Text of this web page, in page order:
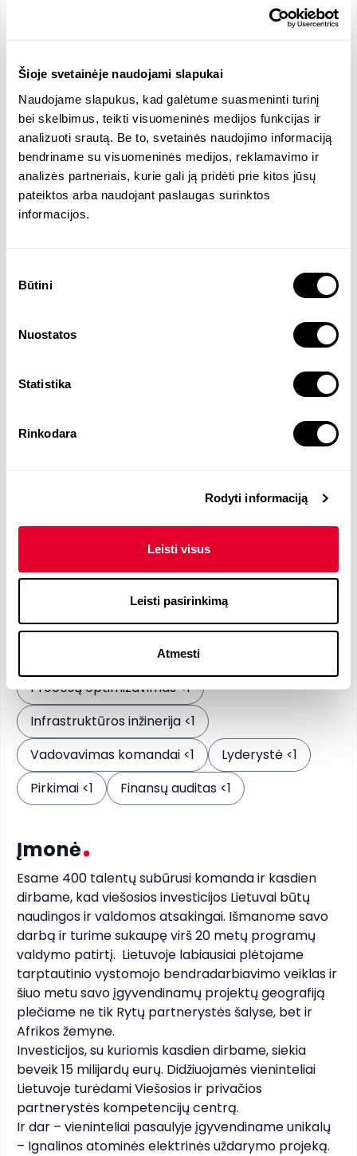
Šioje svetainėje naudojami slapukai
Naudojame slapukus, kad galėtume suasmeninti turinį
bei skelbimus, teikti visuomeninės medijos funkcijas ir
analizuoti srautą. Be to, svetainės naudojimo informaciją
bendriname su visuomeninės medijos, reklamavimo ir
analizės partneriais, kurie gali ją pridėti prie kitos jūsų
pateiktos arba naudojant paslaugas surinktos
informacijos.
pasirinkimas
Būtini
Nuostatos
Statistika
Rinkodara
Rodyti informaciją
Leisti visus
Leisti pasirinkimą
Atmesti
įgyvendinant ES fondų lėšomis finansuojamus
projektus;
•	žinių ir patirties viešųjų pirkimų srityje.
Funkcijos ir atsakomybės
Prisidėk prie svarbių Lietuvai ES investicinių
transporto infrastruktūros, telekomunikacijų (5G
ryšio), susisiekimo inovacijų (dronų, robotizacijos)
mokymų, konsultavimo iki projektų sutarčių
priežiūros, išlaidų tinkamumo vertinimo, patikrų
Reikalingos kalbos
Lietuvių
Reikalingi įgūdžiai
Privalomi įgūdžiai
Projektų valdymas <1
Pageidaujami įgūdžiai
Dokumentų valdymas <1
Procesų optimizavimas <1
Infrastruktūros inžinerija <1
Vadovavimas komandai <1
Lyderystė <1
Pirkimai <1
Finansų auditas <1
Įmonė
Esame 400 talentų subūrusi komanda ir kasdien
dirbame, kad viešosios investicijos Lietuvai būtų
naudingos ir valdomos atsakingai. Išmanome savo
darbą ir turime sukaupę virš 20 metų programų
valdymo patirtį.  Lietuvoje labiausiai plėtojame
tarptautinio vystomojo bendradarbiavimo veiklas ir
šiuo metu savo įgyvendinamų projektų geografiją
plečiame ne tik Rytų partnerystės šalyse, bet ir
Afrikos žemyne.
Investicijos, su kuriomis kasdien dirbame, siekia
beveik 15 milijardų eurų. Didžiuojamės vieninteliai
Lietuvoje turėdami Viešosios ir privačios
partnerystės kompetencijų centrą.
Ir dar – vieninteliai pasaulyje įgyvendiname unikalų
– Ignalinos atominės elektrinės uždarymo projeką.